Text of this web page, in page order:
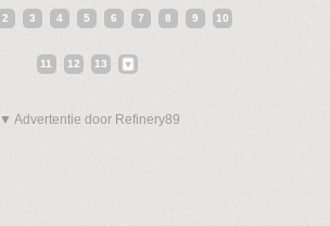
2 3 4 5 6 7 8 9 10
11 12 13
▼ Advertentie door Refinery89